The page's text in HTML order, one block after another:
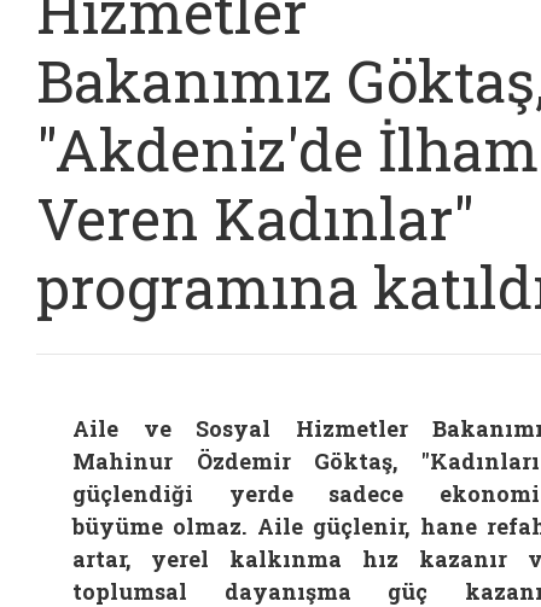
Bakanımız
"Akdeniz'de İlham
Veren Kadınlar"
programına
Aile ve Sosyal Hizmetler
Mahinur Özdemir Göktaş,
güçlendiği yerde sadece
büyüme olmaz. Aile güçlenir, hane
artar, yerel kalkınma hız kazanır
toplumsal dayanışma güç